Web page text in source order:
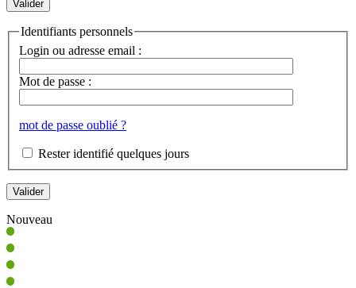
Identifiants personnels
Login ou adresse email :
Mot de passe :
mot de passe oublié ?
Rester identifié quelques jours
Nouveau